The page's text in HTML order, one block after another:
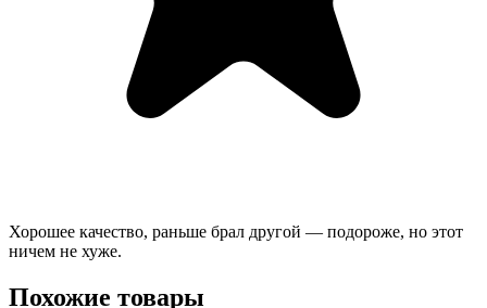
Хорошее качество, раньше брал другой — подороже, но этот
ничем не хуже.
Похожие товары